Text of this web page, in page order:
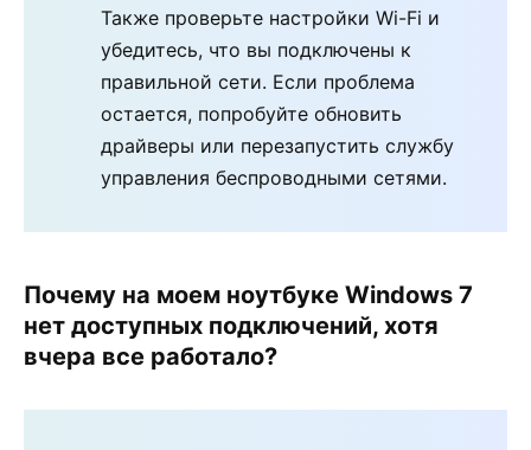
Также проверьте настройки Wi-Fi и
убедитесь, что вы подключены к
правильной сети. Если проблема
остается, попробуйте обновить
драйверы или перезапустить службу
управления беспроводными сетями.
Почему на моем ноутбуке Windows 7
нет доступных подключений, хотя
вчера все работало?